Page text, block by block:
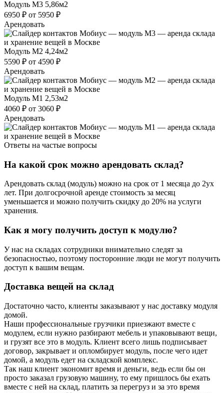
Модуль М3 5,86м2
6950 ₽ от 5950 ₽
Арендовать
Модуль М2 4,24м2
5590 ₽ от 4590 ₽
Арендовать
Модуль М1 2,53м2
4060 ₽ от 3060 ₽
Арендовать
Ответы на частые вопросы
На какой срок можно арендовать склад?
Арендовать склад (модуль) можно на срок от 1 месяца до 2ух
лет. При долгосрочной аренде стоимость за месяц
уменьшается и можно получить скидку до 20% на услуги
хранения.
Как я могу получить доступ к модулю?
У нас на складах сотрудники внимательно следят за
безопасностью, поэтому посторонние люди не могут получить
доступ к вашим вещам.
Доставка вещей на склад
Достаточно часто, клиенты заказывают у нас доставку модуля
домой.
Наши профессиональные грузчики приезжают вместе с
модулем, если нужно разбирают мебель и упаковывают вещи,
и грузят все это в модуль. Клиент всего лишь подписывает
договор, закрывает и опломбирует модуль, после чего идет
домой, а модуль едет на складской комплекс.
Так наш клиент экономит время и деньги, ведь если бы он
просто заказал грузовую машину, то ему пришлось бы ехать
вместе с ней на склад, платить за перегруз и за это время